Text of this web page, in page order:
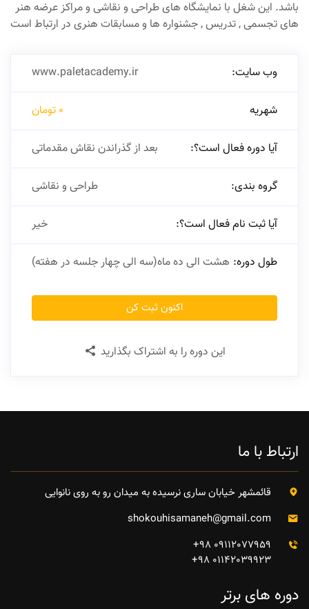
باشد. این شغل با نمایشگاه های طراحی و نقاشی و مراکز عرضه هنر
های تجسمی , تدریس , جشنواره ها و مسابقات هنری در ارتباط است
وب سایت: www.paletacademy.ir
شهریه 0 تومان
آیا دوره فعال است؟: بعد از گذراندن نقاش مقدماتی
گروه بندی: طراحی و نقاشی
آیا ثبت نام فعال است؟: خیر
طول دوره: هشت الی ده ماه(سه الی چهار جلسه در هفته)
اکنون ثبت کن
این دوره را به اشتراک بگذارید
ارتباط با ما
قائمشهر خیابان ساری نرسیده به میدان رو به روی نانوایی
shokouhisamaneh@gmail.com
09112077959 98+
01142039923 98+
دوره های برتر